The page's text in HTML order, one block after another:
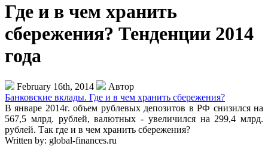
Где и в чем хранить
сбережения? Тенденции 2014
года
February 16th, 2014
Автор
Банковские вклады. Где и в чем хранить сбережения?
В январе 2014г. объем рублевых депозитов в РФ снизился на
567,5 млрд. рублей, валютных - увеличился на 299,4 млрд.
рублей. Так где и в чем хранить сбережения?
Written by: global-finances.ru